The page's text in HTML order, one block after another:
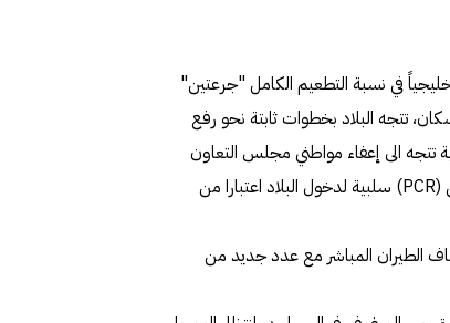
خليجياً في نسبة التطعيم الكامل "جرعتين"
و19.77% من عدد السكان، تتجه البلاد بخطوات ثابتة نحو رفع
تتجه الى إعفاء مواطني مجلس التعاون
الخليجي الذين تلقوا جرعتي لقاح من شرط تقديم شهادة فحص (PCR) سلبية لدخول البلاد اعتبارا من
الطيران المباشر مع عدد جديد من